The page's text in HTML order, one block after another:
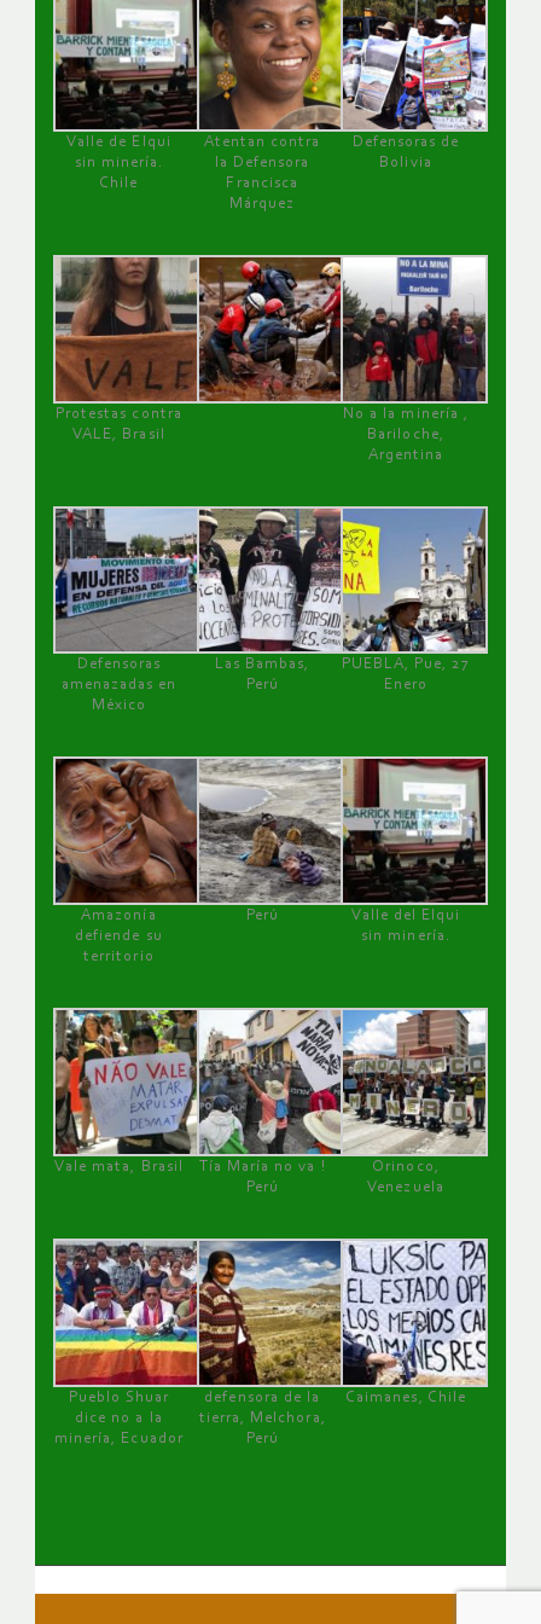
Valle de Elqui
sin minería.
Chile
Atentan contra
la Defensora
Francisca
Márquez
Defensoras de
Bolivia
Protestas contra
VALE, Brasil
No a la minería ,
Bariloche,
Argentina
Defensoras
amenazadas en
México
Las Bambas,
Perú
PUEBLA, Pue, 27
Enero
Amazonía
defiende su
territorio
Perú
Valle del Elqui
sin minería.
Vale mata, Brasil
Tía María no va !
Perú
Orinoco,
Venezuela
Pueblo Shuar
dice no a la
minería, Ecuador
defensora de la
tierra, Melchora,
Perú
Caimanes, Chile